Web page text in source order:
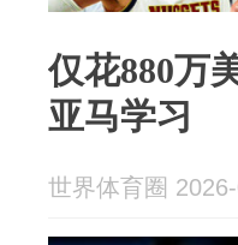
仅花880万
亚马学习
世界体育圈